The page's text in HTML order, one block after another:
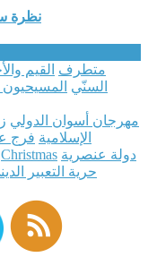
نظرة
متطرف القيم
السنّي
مهرجان أسوان الدولي
الإسلامية فرج
Christmas دولة عنصرية
حرية التعبير